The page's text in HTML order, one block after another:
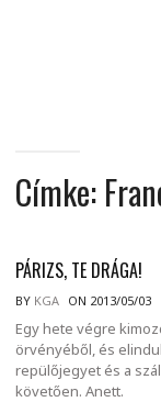
Címke:
PÁRIZS, TE DRÁGA!
BY KGA ON 2013/05/03
Egy hete végre
örvényéből, és
repülőjegyet és a
követően. Anett.